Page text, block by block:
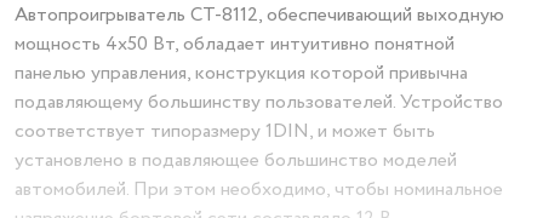
Автопроигрыватель CT-8112, обеспечивающий выходную
мощность 4x50 Вт, обладает интуитивно понятной
панелью управления, конструкция которой привычна
подавляющему большинству пользователей. Устройство
соответствует типоразмеру 1DIN, и может быть
установлено в подавляющее большинство моделей
автомобилей. При этом необходимо, чтобы номинальное